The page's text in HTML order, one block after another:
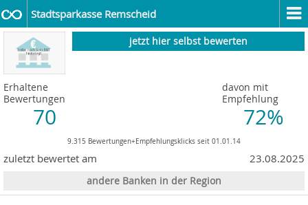
Stadtsparkasse Remscheid
jetzt hier selbst bewerten
Erhaltene
Bewertungen
70
davon mit
Empfehlung
72%
9.315 Bewertungen+Empfehlungsklicks seit 01.01.14
zuletzt bewertet am 23.08.2025
andere Banken in der Region